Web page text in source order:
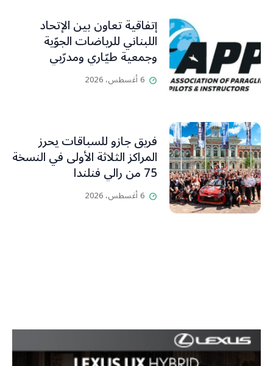
إتفاقية تعاون بين الإتحاد
اللبناني للرياضات الجوّية
وجمعية طيّاري ومدرّبي
الطيران الشراعي
6 أغسطس، 2026
فريق جازو للسباقات يحرز
المراكز الثلاثة الأولى في النسخة
75 من رالي فنلندا
6 أغسطس، 2026